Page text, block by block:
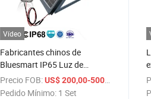
Vídeo
Fabricantes chinos de
Bluesmart IP65 Luz de
inundación LED solar para
exteriores
Precio FOB:US$ 200,00-500,00
Pedido Mínimo: 1 Set